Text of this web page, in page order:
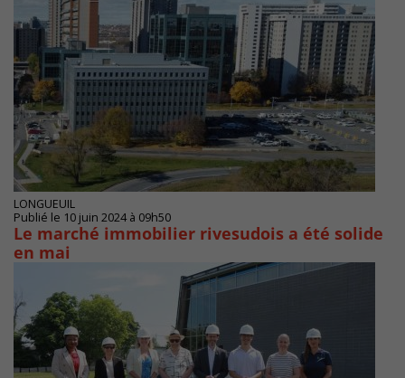
LONGUEUIL
Publié le 10 juin 2024 à 09h50
Le marché immobilier rivesudois a été solide
en mai